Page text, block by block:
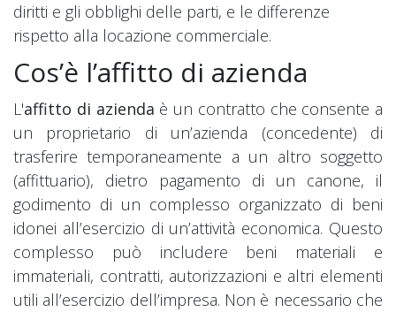
diritti e gli obblighi delle parti, e le differenze
rispetto alla locazione commerciale.
Cos’è l’affitto di azienda
L'affitto di azienda è un contratto che consente a
un proprietario di un’azienda (concedente) di
trasferire temporaneamente a un altro soggetto
(affittuario), dietro pagamento di un canone, il
godimento di un complesso organizzato di beni
idonei all’esercizio di un’attività economica. Questo
complesso può includere beni materiali e
immateriali, contratti, autorizzazioni e altri elementi
utili all’esercizio dell’impresa. Non è necessario che